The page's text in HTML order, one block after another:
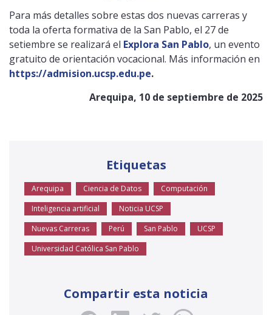
Para más detalles sobre estas dos nuevas carreras y
toda la oferta formativa de la San Pablo, el 27 de
setiembre se realizará el Explora San Pablo, un evento
gratuito de orientación vocacional. Más información en
https://admision.ucsp.edu.pe.
Arequipa, 10 de septiembre de 2025
Etiquetas
Arequipa Ciencia de Datos
Computación
Inteligencia artificial
Noticia UCSP
Nuevas Carreras
Perú San Pablo
UCSP
Universidad Católica San Pablo
Compartir esta noticia